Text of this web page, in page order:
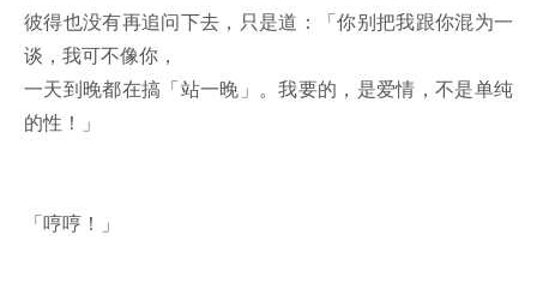
彼得也没有再追问下去，只是道：「你别把我跟你混为一
谈，我可不像你，
一天到晚都在搞「站一晚」。我要的，是爱情，不是单纯
的性！」
「哼哼！」